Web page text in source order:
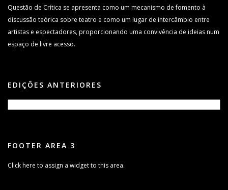
Questão de Crítica se apresenta como um mecanismo de fomento à
discussão teórica sobre teatro e como um lugar de intercâmbio entre
artistas e espectadores, proporcionando uma convivência de ideias num
espaço de livre acesso.
EDIÇÕES ANTERIORES
FOOTER AREA 3
Click here to assign a widget to this area.